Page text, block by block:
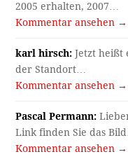
2005 erhalten, 2007…
Kommentar ansehen →
karl hirsch: Jetzt heißt
der Standort…
Kommentar ansehen →
Pascal Permann:
Link finden Sie das
Kommentar ansehen →